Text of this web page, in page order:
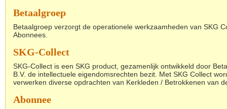
Betaalgroep
Betaalgroep verzorgt de operationele werkzaamheden van SKG
Abonnees.
SKG-Collect
SKG-Collect is een SKG product, gezamenlijk ontwikkeld door
B.V. de intellectuele eigendomsrechten bezit. Met SKG Collect
verwerken diverse opdrachten van Kerkleden / Betrokkenen van
Abonnee